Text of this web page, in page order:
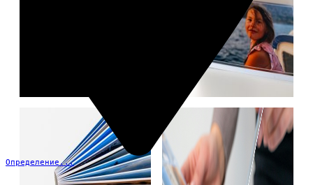
Определение...